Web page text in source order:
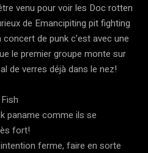
venu pour voir les Doc rotten
de Emancipiting pit fighting
de punk c’est avec une
le premier groupe monte sur
de verres déjà dans le nez!
paname comme ils se
fort!
ferme, faire en sorte